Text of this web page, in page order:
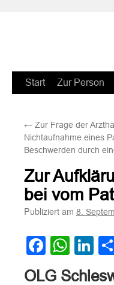
Zum
springen
Start Zur Person
← Zur Frage der
Nichtaufnahme eines
Beschwerden durch
Zur
bei vom
Publiziert am 8.
OLG